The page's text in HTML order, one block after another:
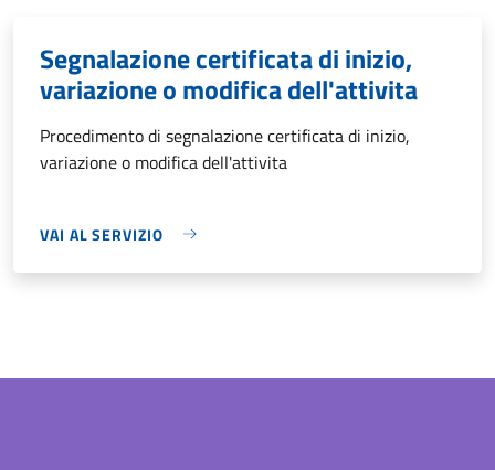
Segnalazione certificata di inizio,
variazione o modifica dell'attivita
Procedimento di segnalazione certificata di inizio,
variazione o modifica dell'attivita
VAI AL SERVIZIO